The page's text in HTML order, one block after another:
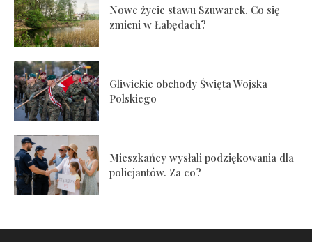
Nowe życie stawu Szuwarek. Co się
zmieni w Łabędach?
Gliwickie obchody Święta Wojska
Polskiego
Mieszkańcy wysłali podziękowania dla
policjantów. Za co?